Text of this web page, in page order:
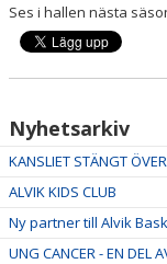
Ses i hallen nästa
Nyhetsarkiv
KANSLIET STÄNGT
ALVIK KIDS CLUB
Ny partner till Alvik
UNG CANCER - EN DEL